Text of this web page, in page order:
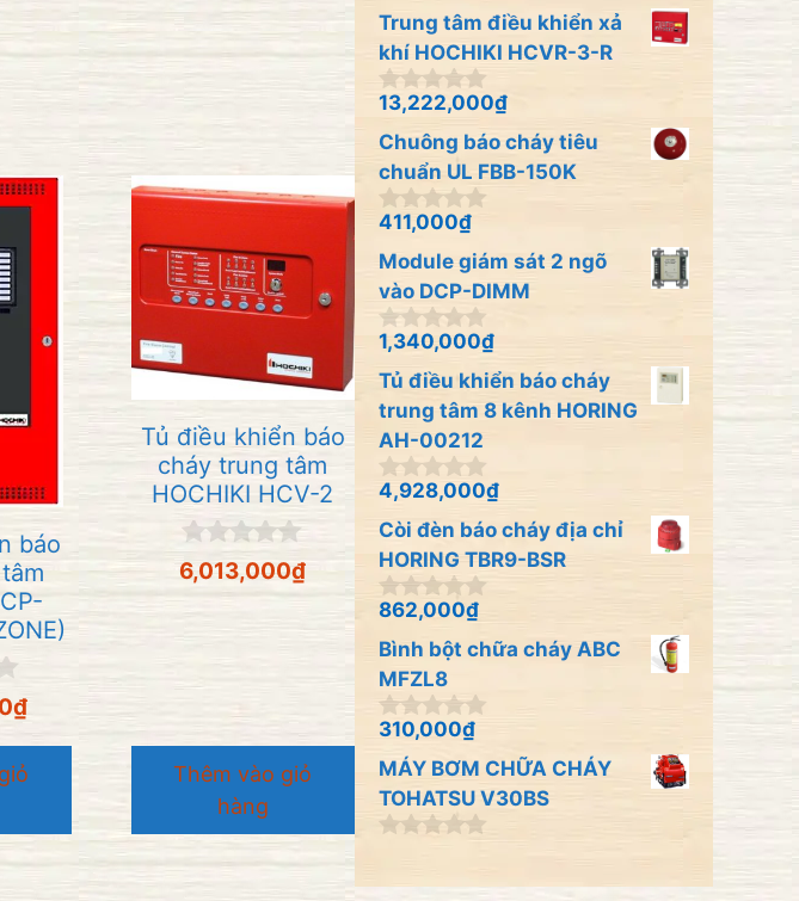
báo
₫
Tủ điều khiển báo
cháy trung tâm
HOCHIKI HCV-2
0
n
6,013,000₫
Thêm vào giỏ
hàng
n
g
o
à
i
5
Trung tâm điều khiển xả
khí HOCHIKI HCVR-3-R
0
n
g
o
à
i
5
13,222,000₫
Chuông báo cháy tiêu
chuẩn UL FBB-150K
0
n
g
o
à
i
5
411,000₫
Module giám sát 2 ngõ
vào DCP-DIMM
0
n
g
o
à
i
5
1,340,000₫
Tủ điều khiển báo cháy
trung tâm 8 kênh HORING
AH-00212
0
n
g
o
à
i
5
4,928,000₫
Còi đèn báo cháy địa chỉ
HORING TBR9-BSR
0
n
g
o
à
i
5
862,000₫
Bình bột chữa cháy ABC
MFZL8
0
n
g
o
à
i
310,000₫
MÁY BƠM CHỮA CHÁY
TOHATSU V30BS